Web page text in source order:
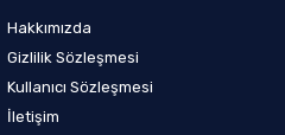
Hakkımızda
Gizlilik Sözleşmesi
Kullanıcı Sözleşmesi
İletişim